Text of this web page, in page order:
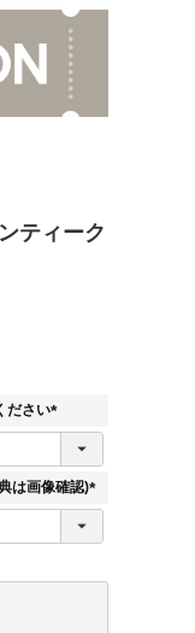
ティーク
ださい
(
須
は画像確認)
(
)